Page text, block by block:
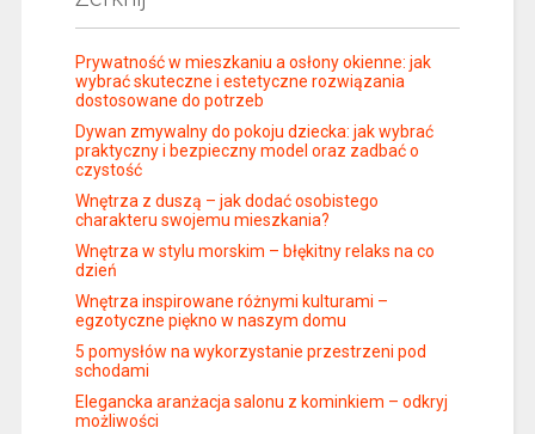
Prywatność w mieszkaniu a osłony okienne: jak
wybrać skuteczne i estetyczne rozwiązania
dostosowane do potrzeb
Dywan zmywalny do pokoju dziecka: jak wybrać
praktyczny i bezpieczny model oraz zadbać o
czystość
Wnętrza z duszą – jak dodać osobistego
charakteru swojemu mieszkania?
Wnętrza w stylu morskim – błękitny relaks na co
dzień
Wnętrza inspirowane różnymi kulturami –
egzotyczne piękno w naszym domu
5 pomysłów na wykorzystanie przestrzeni pod
schodami
Elegancka aranżacja salonu z kominkiem – odkryj
możliwości